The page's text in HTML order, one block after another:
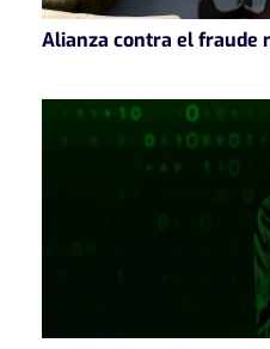
Alianza contra el fraude